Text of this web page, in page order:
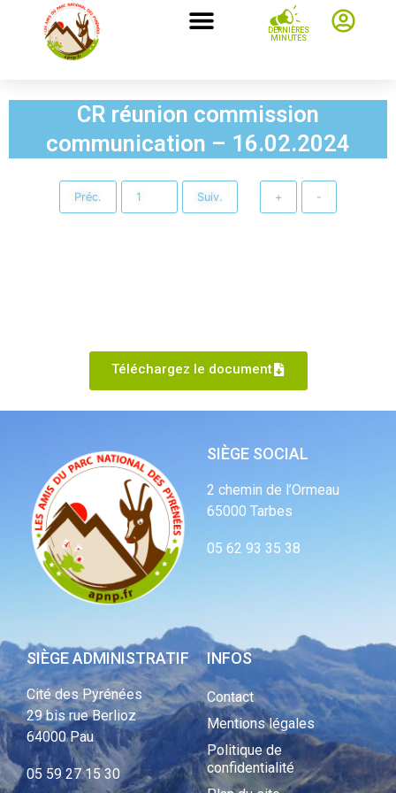
DERNIÈRES
MINUTES
CR réunion commission
communication – 16.02.2024
Préc. Suiv. + -
Téléchargez le document
SIÈGE SOCIAL
2 chemin de l’Ormeau
65000 Tarbes
05 62 93 35 38
SIÈGE ADMINISTRATIF
Cité des Pyrénées
29 bis rue Berlioz
64000 Pau
05 59 27 15 30
INFOS
Contact
Mentions légales
Politique de
confidentialité